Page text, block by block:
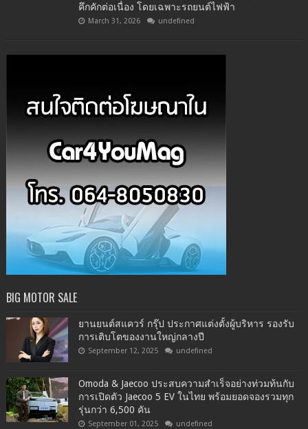
คึกคักต่อเนื่อง โดยเฉพาะรถยนต์ไฟฟ้า
March 31, 2026 undefined
BIG MOTOR SALE
ยานยนต์สแควร์ กรุ๊ป ประกาศแต่งตั้งผู้บริหาร รองรับ
การเติบโตของงานใหญ่กลางปี
September 12, 2025 undefined
Omoda & Jaecoo ประสบความสำเร็จอย่างท่วมท้นกับ
การเปิดตัว Jaecoo 5 EV ในไทย พร้อมยอดจองรวมทุก
รุ่นกว่า 6,500 คัน
September 01, 2025 undefined